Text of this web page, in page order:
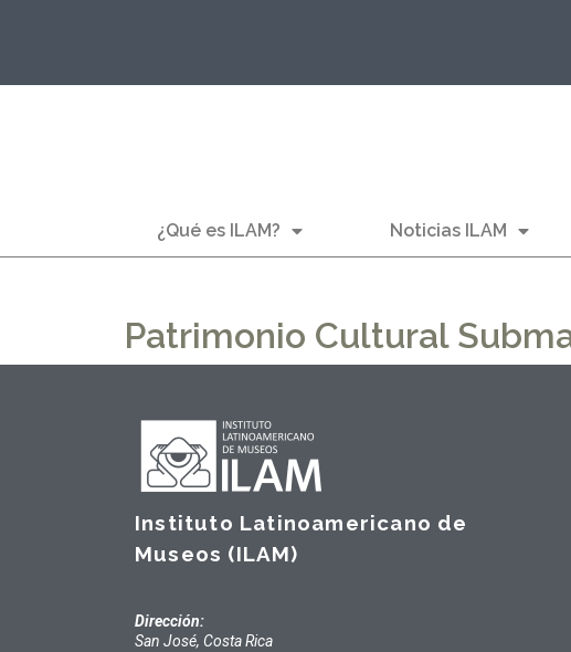
¿Qué es ILAM? Noticias ILAM
Patrimonio Cultural
Instituto Latinoamericano de
Museos (ILAM)
Dirección:
San José, Costa Rica